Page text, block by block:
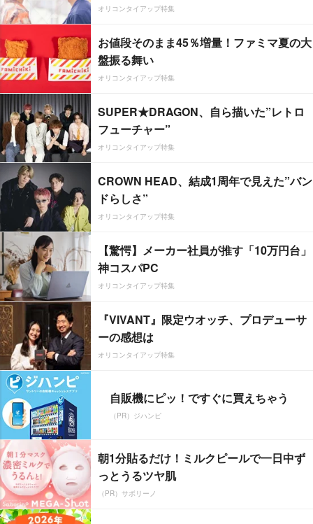
オリコンタイアップ特集
お値段そのまま45％増量！ファミマ夏の大
盤振る舞い
オリコンタイアップ特集
SUPER★DRAGON、自ら描いた”レトロ
フューチャー”
オリコンタイアップ特集
CROWN HEAD、結成1周年で見えた”バン
ドらしさ”
オリコンタイアップ特集
【驚愕】メーカー社員が推す「10万円台」
神コスパPC
オリコンタイアップ特集
『VIVANT』限定ウオッチ、プロデューサ
ーの感想は
オリコンタイアップ特集
自販機にピッ！ですぐに買えちゃう
（PR）ジハンピ
朝1分貼るだけ！ミルクピールで一日中ず
っとうるツヤ肌
（PR）サボリーノ